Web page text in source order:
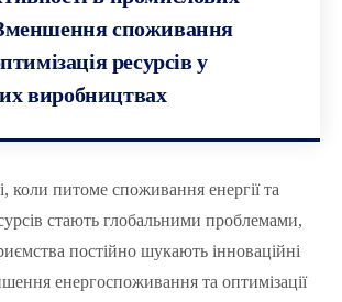
споживання
ресурсів у
виробництвах
коли питоме споживання енергії та
стають глобальними проблемами,
постійно шукають інноваційні
енергоспоживання та оптимізації